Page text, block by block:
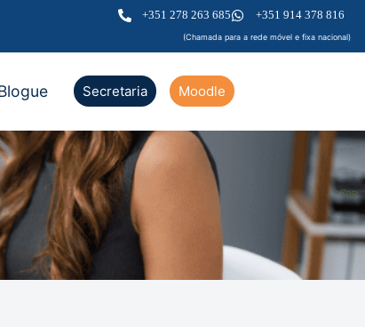
+351 278 263 685 +351 914 378 816
(Chamada para a rede móvel e fixa nacional)
Secretaria Moodle